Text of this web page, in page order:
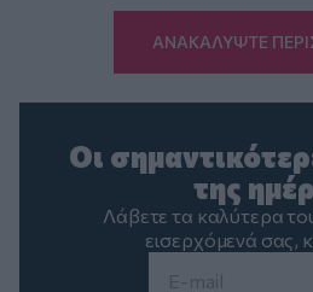
ΑΝΑΚΑΛΥΨΤΕ
Οι
της
Λάβετε τα καλύτερα
εισερχόμενά σας,